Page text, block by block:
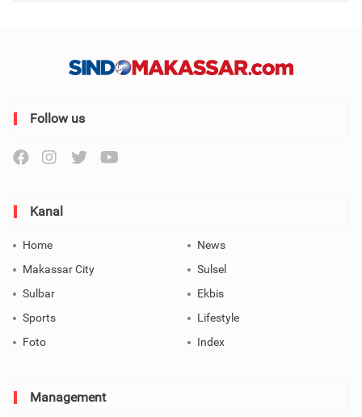
Follow us
Kanal
Home
News
Makassar City
Sulsel
Sulbar
Ekbis
Sports
Lifestyle
Foto
Index
Management